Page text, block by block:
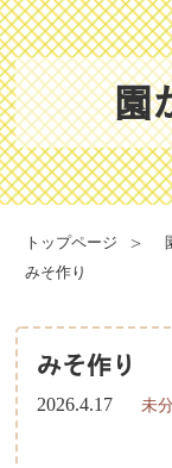
理念・方針
園の概要
施設案内
園
トップページ
みそ作り
みそ作り
2026.4.17 未